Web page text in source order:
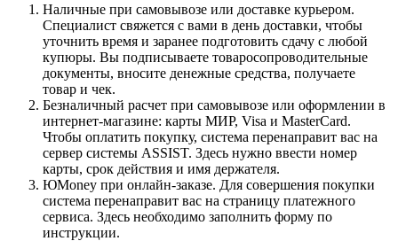
Наличные при самовывозе или доставке курьером.
Специалист свяжется с вами в день доставки, чтобы
уточнить время и заранее подготовить сдачу с любой
купюры. Вы подписываете товаросопроводительные
документы, вносите денежные средства, получаете
товар и чек.
Безналичный расчет при самовывозе или оформлении в
интернет-магазине: карты МИР, Visa и MasterCard.
Чтобы оплатить покупку, система перенаправит вас на
сервер системы ASSIST. Здесь нужно ввести номер
карты, срок действия и имя держателя.
ЮMoney при онлайн-заказе. Для совершения покупки
система перенаправит вас на страницу платежного
сервиса. Здесь необходимо заполнить форму по
инструкции.